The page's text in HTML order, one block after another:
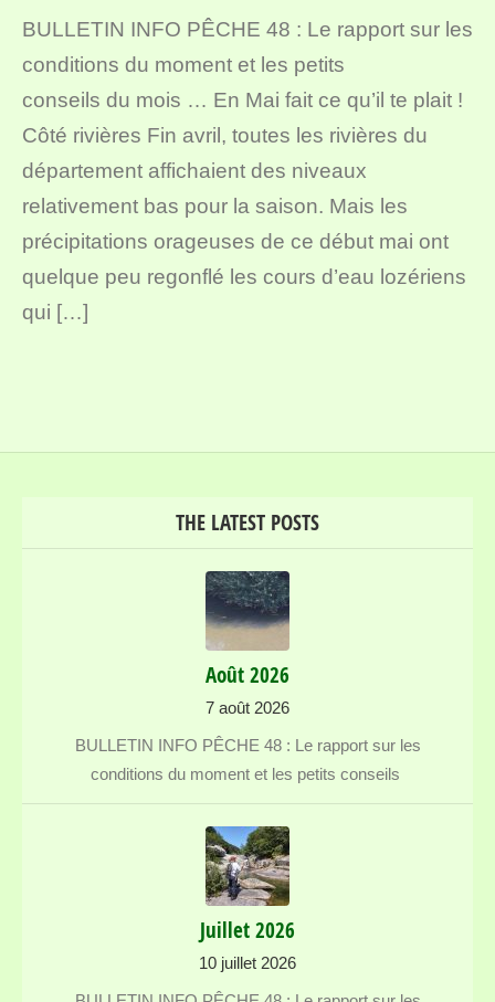
BULLETIN INFO PÊCHE 48 : Le rapport sur les
conditions du moment et les petits
conseils du mois … En Mai fait ce qu’il te plait !
Côté rivières Fin avril, toutes les rivières du
département affichaient des niveaux
relativement bas pour la saison. Mais les
précipitations orageuses de ce début mai ont
quelque peu regonflé les cours d’eau lozériens
qui […]
THE LATEST POSTS
Août 2026
7 août 2026
BULLETIN INFO PÊCHE 48 : Le rapport sur les
conditions du moment et les petits conseils
Juillet 2026
10 juillet 2026